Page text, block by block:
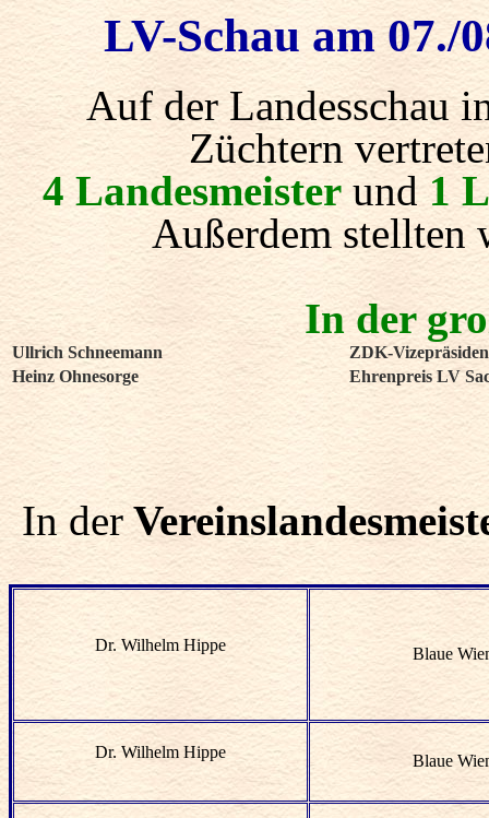
LV-Schau am 07./
Auf der Landesschau
Züchtern
4 Landesmeister und 1
Außerdem stellten
In der
Ullrich Schneemann
ZDK-
Heinz Ohnesorge
Ehrenpreis LV
In der
Dr. Wilhelm Hippe Blaue
Dr. Wilhelm Hippe Blaue